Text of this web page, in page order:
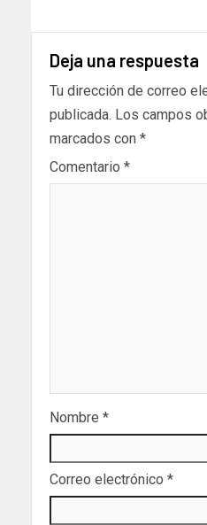
Deja una respuesta
Tu dirección de correo
publicada. Los campos
marcados con *
Comentario *
Nombre *
Correo electrónico *